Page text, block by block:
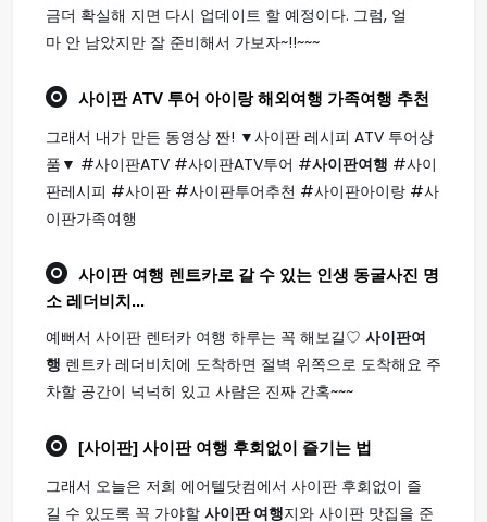
금더 확실해 지면 다시 업데이트 할 예정이다. 그럼, 얼
마 안 남았지만 잘 준비해서 가보자~!!~~~
사이판ATV 투어 아이랑 해외 여행 가족여행 추천
그래서 내가 만든 동영상 짠! ▼사이판 레시피 ATV 투어상
품▼ #사이판ATV #사이판ATV투어 #사이판여행 #사이
판레시피 #사이판 #사이판투어추천 #사이판아이랑 #사
이판가족여행
사이판 여행 렌트카로 갈 수 있는 인생 동굴사진 명
소 레더비치...
예뻐서 사이판 렌터카 여행 하루는 꼭 해보길♡ 사이판여
행 렌트카 레더비치에 도착하면 절벽 위쪽으로 도착해요 주
차할 공간이 넉넉히 있고 사람은 진짜 간혹~~~
[사이판] 사이판 여행 후회없이 즐기는 법
그래서 오늘은 저희 에어텔닷컴에서 사이판 후회없이 즐
길 수 있도록 꼭 가야할 사이판 여행지와 사이판 맛집을 준